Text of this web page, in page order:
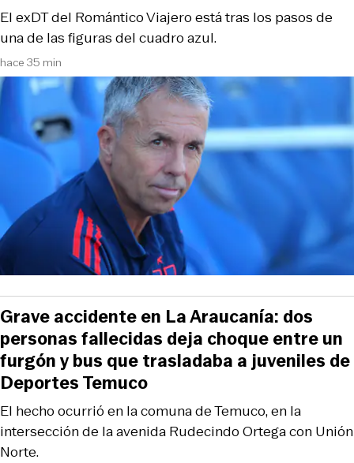
hace 35 min
El exDT del Romántico Viajero está tras los pasos de
una de las figuras del cuadro azul.
El hecho ocurrió en la comuna de Temuco, en la
intersección de la avenida Rudecindo Ortega con Unión
Norte.
Grave accidente en La Araucanía: dos
personas fallecidas deja choque entre un
furgón y bus que trasladaba a juveniles de
Deportes Temuco